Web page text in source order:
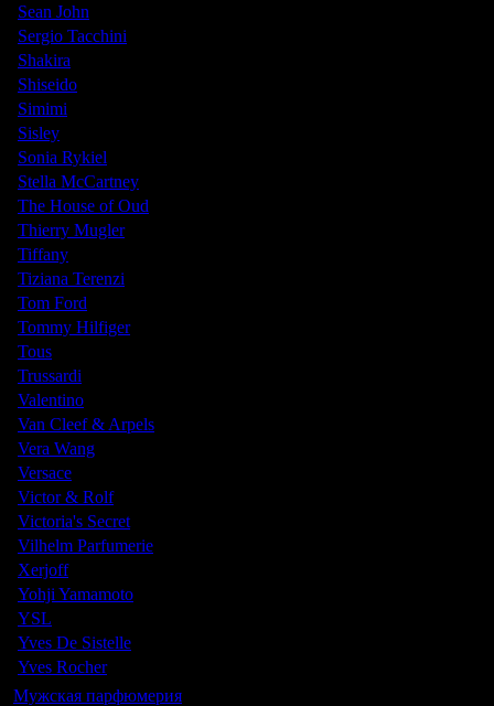
Sean John
Sergio Tacchini
Shakira
Shiseido
Simimi
Sisley
Sonia Rykiel
Stella McCartney
The House of Oud
Thierry Mugler
Tiffany
Tiziana Terenzi
Tom Ford
Tommy Hilfiger
Tous
Trussardi
Valentino
Van Cleef & Arpels
Vera Wang
Versace
Victor & Rolf
Victoria's Secret
Vilhelm Parfumerie
Xerjoff
Yohji Yamamoto
YSL
Yves De Sistelle
Yves Rocher
Мужская парфюмерия